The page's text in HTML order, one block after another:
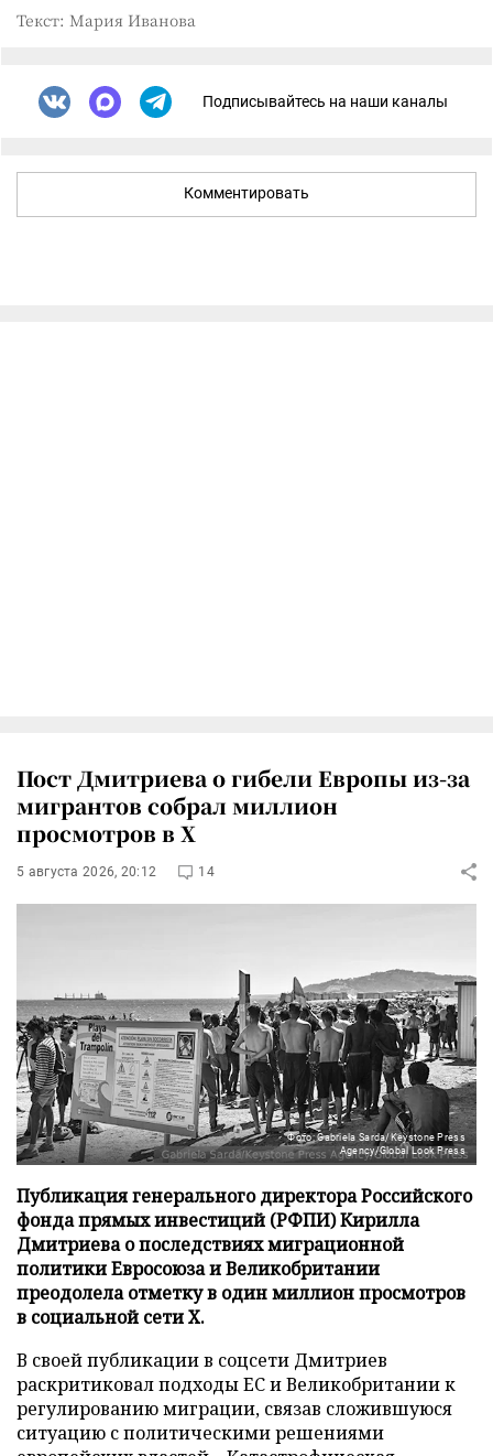
Текст: Мария Иванова
Подписывайтесь на наши каналы
Комментировать
Пост Дмитриева о гибели Европы из-за
мигрантов собрал миллион
просмотров в X
5 августа 2026, 20:12 14
Фото: Gabriela Sarda/Keystone Press
Agency/Global Look Press
Публикация генерального директора Российского
фонда прямых инвестиций (РФПИ) Кирилла
Дмитриева о последствиях миграционной
политики Евросоюза и Великобритании
преодолела отметку в один миллион просмотров
в социальной сети X.
В своей публикации в соцсети Дмитриев
раскритиковал подходы ЕС и Великобритании к
регулированию миграции, связав сложившуюся
ситуацию с политическими решениями